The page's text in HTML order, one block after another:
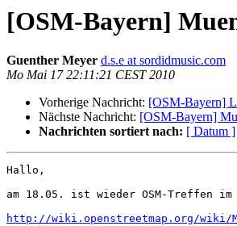
[OSM-Bayern]
Guenther Meyer d.s.e at sordidmusic.com
Mo Mai 17 22:11:21 CEST 2010
Vorherige Nachricht: [OSM-Bayern]
Nächste Nachricht: [OSM-Bayern]
Nachrichten sortiert nach: [ Datum ]
Hallo,
am 18.05. ist wieder OSM-Treffen im
http://wiki.openstreetmap.org/wiki/